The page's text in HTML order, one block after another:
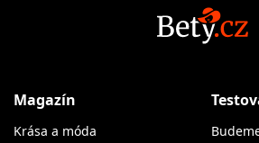
Magazín
Krása a móda